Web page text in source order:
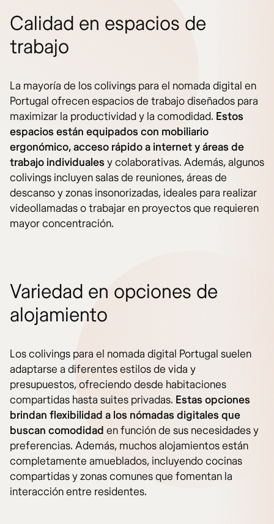
Calidad en espacios de
trabajo
La mayoría de los colivings para el nomada digital en
Portugal ofrecen espacios de trabajo diseñados para
maximizar la productividad y la comodidad. Estos
espacios están equipados con mobiliario
ergonómico, acceso rápido a internet y áreas de
trabajo individualesy colaborativas. Además, algunos
colivings incluyen salas de reuniones, áreas de
descanso y zonas insonorizadas, ideales para realizar
videollamadas o trabajar en proyectos que requieren
mayor concentración.
Variedad en opciones de
alojamiento
Los colivings para el nomada digital Portugal suelen
adaptarse a diferentes estilos de vida y
presupuestos, ofreciendo desde habitaciones
compartidas hasta suites privadas. Estas opciones
brindan flexibilidad a los nómadas digitales que
buscan comodidad en función de sus necesidades y
preferencias. Además, muchos alojamientos están
completamente amueblados, incluyendo cocinas
compartidas y zonas comunes que fomentan la
interacción entre residentes.